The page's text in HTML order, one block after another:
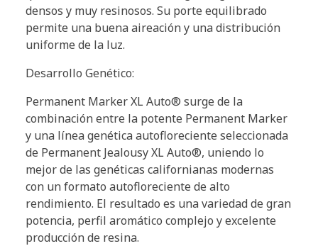
densos y muy resinosos. Su porte equilibrado
permite una buena aireación y una distribución
uniforme de la luz.
Desarrollo Genético:
Permanent Marker XL Auto® surge de la
combinación entre la potente Permanent Marker
y una línea genética autofloreciente seleccionada
de Permanent Jealousy XL Auto®, uniendo lo
mejor de las genéticas californianas modernas
con un formato autofloreciente de alto
rendimiento. El resultado es una variedad de gran
potencia, perfil aromático complejo y excelente
producción de resina.